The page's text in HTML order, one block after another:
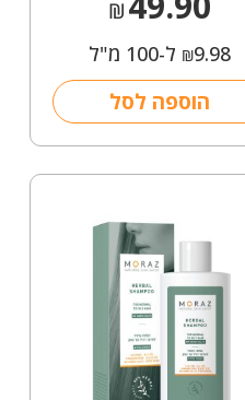
₪
₪9.98 ל-100 מ"ל
הוספה לסל